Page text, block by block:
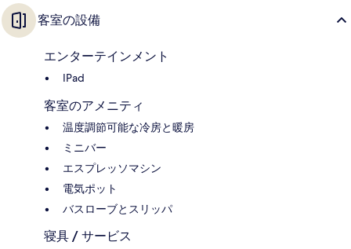
客室の設備
エンターテインメント
IPad
客室のアメニティ
温度調節可能な冷房と暖房
ミニバー
エスプレッソマシン
電気ポット
バスローブとスリッパ
寝具 / サービス